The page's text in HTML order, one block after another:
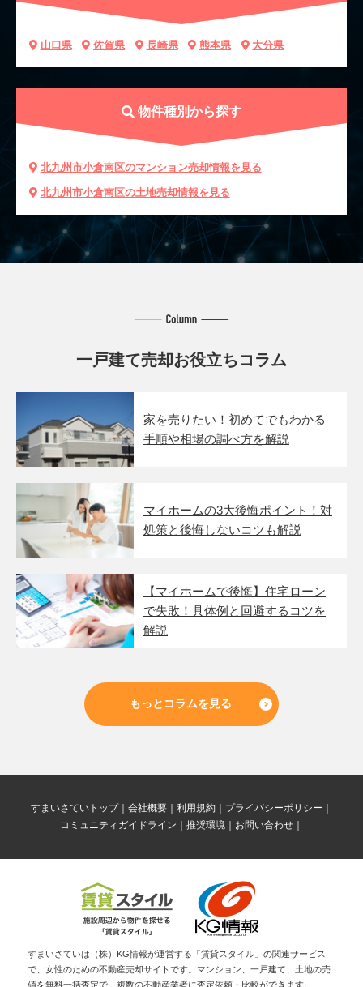
山口県 佐賀県 長崎県 熊本県 大分県
物件種別から探す
北九州市小倉南区のマンション売却情報を見る
北九州市小倉南区の土地売却情報を見る
一戸建て売却お役立ちコラム
家を売りたい！初めてでもわかる
手順や相場の調べ方を解説
マイホームの3大後悔ポイント！対
処策と後悔しないコツも解説
【マイホームで後悔】住宅ローン
で失敗！具体例と回避するコツを
解説
もっとコラムを見る
すまいさていトップ 会社概要 利用規約
プライバシーポリシー
コミュニティガイドライン
推奨環境 お問い合わせ
すまいさていは（株）KG情報が運営する「賃貸スタイル」の関連サービス
で、女性のための不動産売却サイトです。マンション、一戸建て、土地の売
値を無料一括査定で、複数の不動産業者に査定依頼・比較ができます。